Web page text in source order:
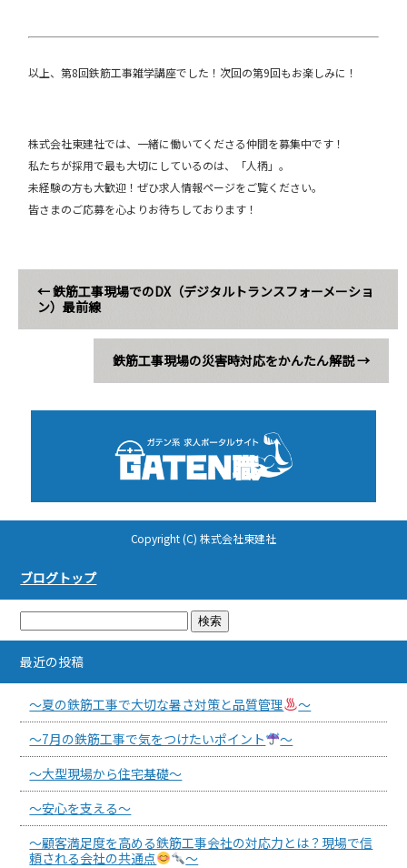
以上、第8回鉄筋工事雑学講座でした！次回の第9回もお楽しみに！
株式会社東建社では、一緒に働いてくださる仲間を募集中です！
私たちが採用で最も大切にしているのは、「人柄」。
未経験の方も大歓迎！ぜひ求人情報ページをご覧ください。
皆さまのご応募を心よりお待ちしております！
←鉄筋工事現場でのDX（デジタルトランスフォーメーショ
ン）最前線
鉄筋工事現場の災害時対応をかんたん解説→
Copyright (C) 株式会社東建社
ブログトップ
最近の投稿
～夏の鉄筋工事で大切な暑さ対策と品質管理
～
～7月の鉄筋工事で気をつけたいポイント
～
～大型現場から住宅基礎～
～安心を支える～
～顧客満足度を高める鉄筋工事会社の対応力とは？現場で信
頼される会社の共通点
～